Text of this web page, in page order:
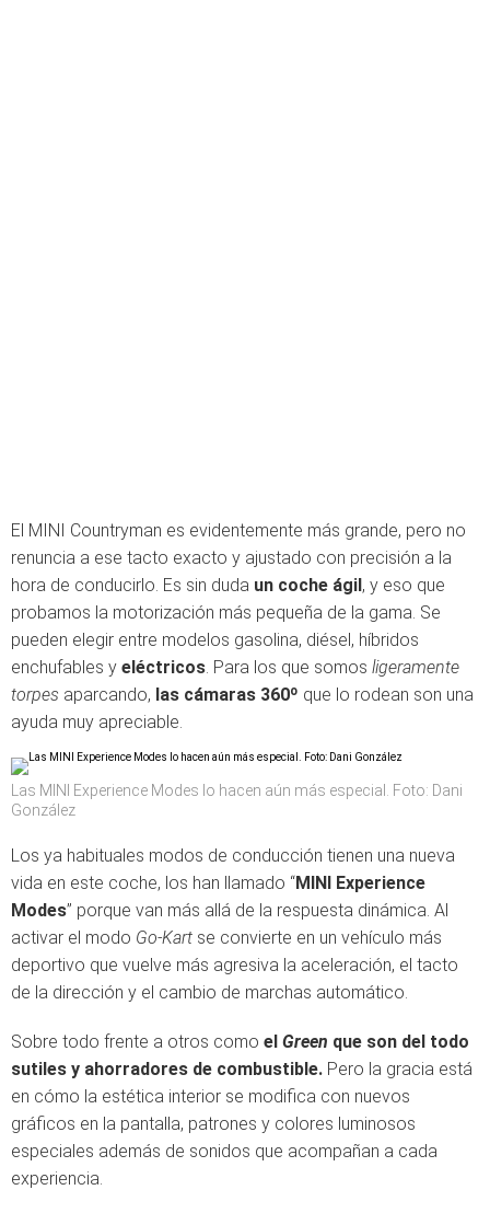
El MINI Countryman es evidentemente más grande, pero no
renuncia a ese tacto exacto y ajustado con precisión a la
hora de conducirlo. Es sin duda un coche ágil, y eso que
probamos la motorización más pequeña de la gama. Se
pueden elegir entre modelos gasolina, diésel, híbridos
enchufables y eléctricos. Para los que somos ligeramente
torpes aparcando, las cámaras 360º que lo rodean son una
ayuda muy apreciable.
Las MINI Experience Modes lo hacen aún más especial. Foto: Dani
González
Los ya habituales modos de conducción tienen una nueva
vida en este coche, los han llamado “MINI Experience
Modes” porque van más allá de la respuesta dinámica. Al
activar el modo Go-Kart se convierte en un vehículo más
deportivo que vuelve más agresiva la aceleración, el tacto
de la dirección y el cambio de marchas automático.
Sobre todo frente a otros como el Green que son del todo
sutiles y ahorradores de combustible. Pero la gracia está
en cómo la estética interior se modifica con nuevos
gráficos en la pantalla, patrones y colores luminosos
especiales además de sonidos que acompañan a cada
experiencia.